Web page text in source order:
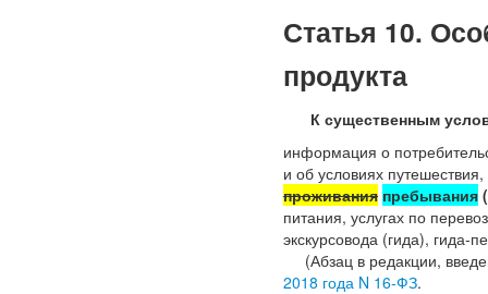
Статья 10.
продукта
К существенным
информация о
и об условиях путешествия,
проживания пребывания
питания, услугах по
экскурсовода (гида), гида-
(Абзац в редакции,
2018 года N 16-ФЗ.